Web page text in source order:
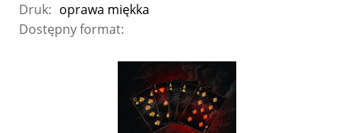
Druk: oprawa miękka
Dostępny format: